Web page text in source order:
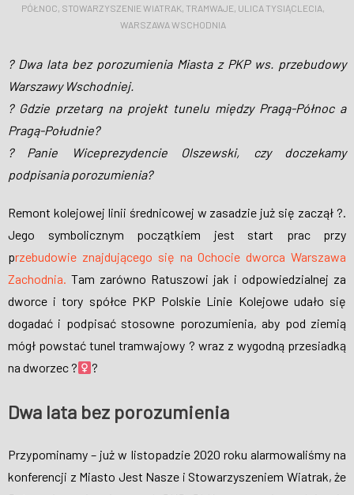
WESPRZYJ NAS
PÓŁNOC, STOWARZYSZENIE WIATRAK, TRAMWAJE, ULICA TYSIĄCLECIA,
WARSZAWA WSCHODNIA
? Dwa lata bez porozumienia Miasta z PKP ws. przebudowy
Warszawy Wschodniej.
? Gdzie przetarg na projekt tunelu między Pragą-Północ a
Pragą-Południe?
? Panie Wiceprezydencie Olszewski, czy doczekamy
podpisania porozumienia?
Remont kolejowej linii średnicowej w zasadzie już się zaczął ?️.
Jego symbolicznym początkiem jest start prac przy
przebudowie znajdującego się na Ochocie dworca Warszawa
Zachodnia. Tam zarówno Ratuszowi jak i odpowiedzialnej za
dworce i tory spółce PKP Polskie Linie Kolejowe udało się
dogadać i podpisać stosowne porozumienia, aby pod ziemią
mógł powstać tunel tramwajowy ? wraz z wygodną przesiadką
na dworzec ?‍
?
Dwa lata bez porozumienia
Przypominamy – już w listopadzie 2020 roku alarmowaliśmy na
konferencji z Miasto Jest Nasze i Stowarzyszeniem Wiatrak, że